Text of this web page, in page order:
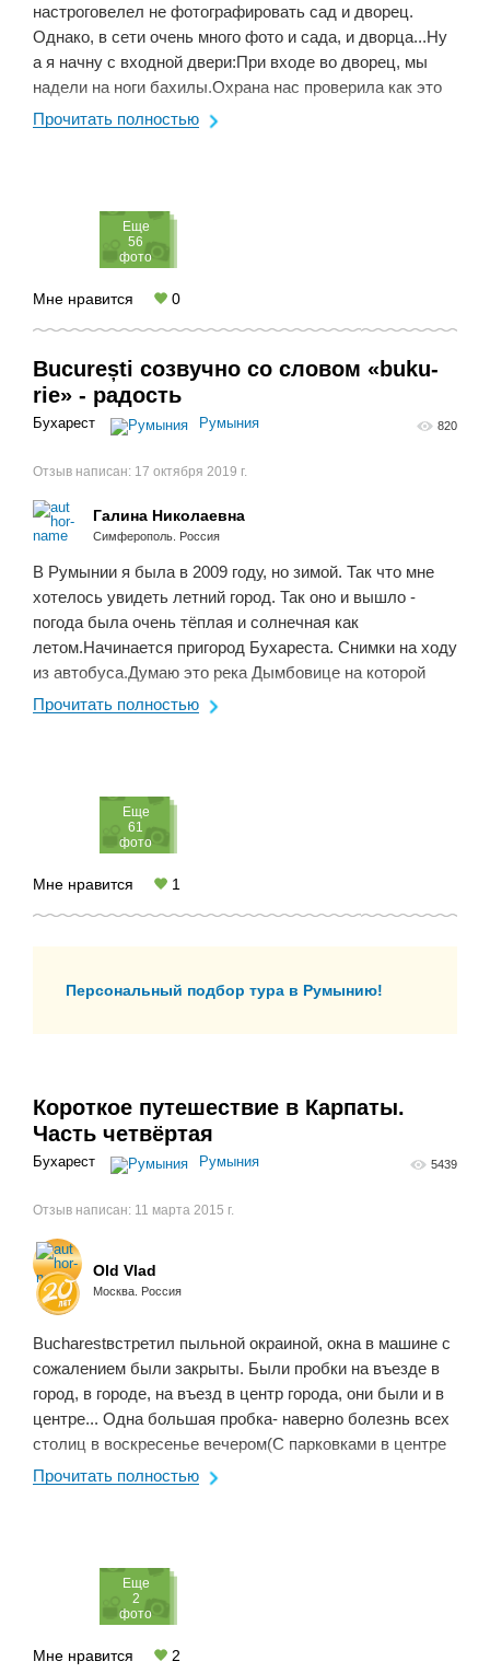
настроговелел не фотографировать сад и дворец.
Однако, в сети очень много фото и сада, и дворца...Ну
а я начну с входной двери:При входе во дворец, мы
надели на ноги бахилы.Охрана нас проверила как это
делаетсяв аэропорту,забрала наши паспорта, а ...
Прочитать полностью
Eще
56
фото
Мне нравится 0
București созвучно со словом «buku-
rie» - радость
Бухарест Румыния 820
Отзыв написан: 17 октября 2019 г.
Галина Николаевна
Симферополь. Россия
В Румынии я была в 2009 году, но зимой. Так что мне
хотелось увидеть летний город. Так оно и вышло -
погода была очень тёплая и солнечная как
летом.Начинается пригород Бухареста. Снимки на ходу
из автобуса.Думаю это река Дымбовице на которой
стоитстолица Румынии, а также она находится в 45 км.
Прочитать полностью
Eще
61
фото
Мне нравится 1
Персональный подбор тура в Румынию!
Короткое путешествие в Карпаты.
Часть четвёртая
Бухарест Румыния 5439
Отзыв написан: 11 марта 2015 г.
Old Vlad
Москва. Россия
Bucharestвстретил пыльной окраиной, окна в машине с
сожалением были закрыты. Были пробки на въезде в
город, в городе, на въезд в центр города, они были и в
центре... Одна большая пробка- наверно болезнь всех
столиц в воскресенье вечером(С парковками в центре
тоже плохо. Они, как я заметил, ...
Прочитать полностью
Eще
2
фото
Мне нравится 2